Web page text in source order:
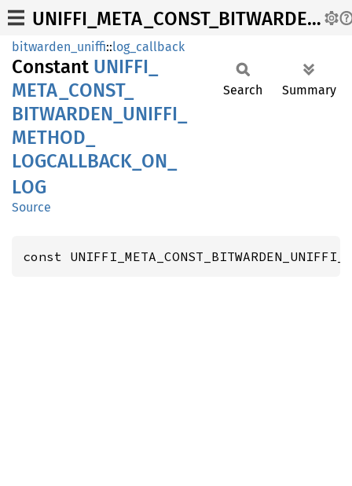
UNIFFI_META_CONST_BITWARDEN_UNIFFI_METHOD_LOGCALLBACK_ON_LOG
bitwarden_uniffi::log_callback
Constant UNIFFI_
META_ CONST_
BITWARDEN_ UNIFFI_
METHOD_
LOGCALLBACK_ ON_
LOG
Source
Search Summary
const